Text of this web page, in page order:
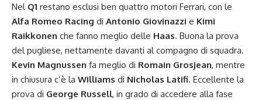
Nel Q1 restano esclusi ben quattro motori Ferrari, con le
Alfa Romeo Racing di Antonio Giovinazzi e Kimi
Raikkonen che fanno meglio delle Haas. Buona la prova
del pugliese, nettamente davanti al compagno di squadra.
Kevin Magnussen fa meglio di Romain Grosjean, mentre
in chiusura c’è la Williams di Nicholas Latifi. Eccellente la
prova di George Russell, in grado di accedere alla fase